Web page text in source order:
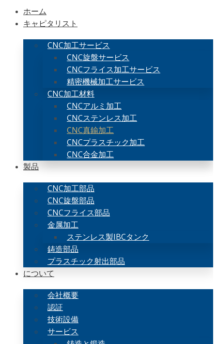
ホーム
キャピタリスト
CNC加工サービス
CNC旋盤サービス
CNCフライス加工サービス
精密機械加工サービス
CNC加工材料
CNCアルミ加工
CNCステンレス加工
CNC真鍮加工
CNCプラスチック加工
CNC合金加工
製品
CNC加工部品
CNC旋盤部品
CNCフライス部品
金属加工
ステンレス製IBCタンク
鋳造部品
プラスチック射出部品
について
会社概要
認証
技術設備
サービス